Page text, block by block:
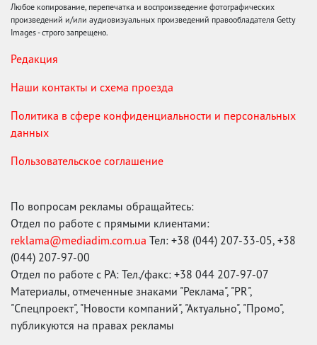
Любое копирование, перепечатка и воспроизведение фотографических
произведений и/или аудиовизуальных произведений правообладателя Getty
Images - строго запрещено.
Редакция
Наши контакты и схема проезда
Политика в сфере конфиденциальности и персональных
данных
Пользовательское соглашение
По вопросам рекламы обращайтесь:
Отдел по работе с прямыми клиентами:
reklama@mediadim.com.ua Тел: +38 (044) 207-33-05, +38
(044) 207-97-00
Отдел по работе с РА: Тел./факс: +38 044 207-97-07
Материалы, отмеченные знаками "Реклама", "PR",
"Спецпроект", "Новости компаний", "Актуально", "Промо",
публикуются на правах рекламы